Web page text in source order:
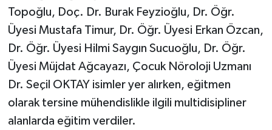
Topoğlu, Doç. Dr. Burak Feyzioğlu, Dr. Öğr.
Üyesi Mustafa Timur, Dr. Öğr. Üyesi Erkan Özcan,
Dr. Öğr. Üyesi Hilmi Saygın Sucuoğlu, Dr. Öğr.
Üyesi Müjdat Ağcayazı, Çocuk Nöroloji Uzmanı
Dr. Seçil OKTAY isimler yer alırken, eğitmen
olarak tersine mühendislikle ilgili multidisipliner
alanlarda eğitim verdiler.